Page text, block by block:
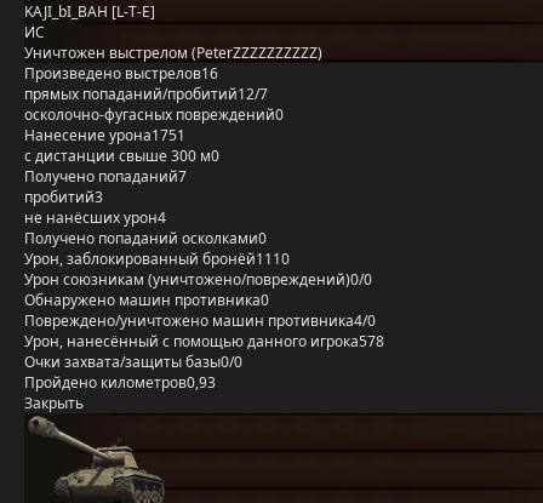
KAJI_bI_BAH [L-T-E]
ИС
Уничтожен выстрелом (PeterZZZZZZZZZZ)
Произведено выстрелов16
прямых попаданий/пробитий12/7
осколочно-фугасных повреждений0
Нанесение урона1751
с дистанции свыше 300 м0
Получено попаданий7
пробитий3
не нанёсших урон4
Получено попаданий осколками0
Урон, заблокированный бронёй1110
Урон союзникам (уничтожено/повреждений)0/0
Обнаружено машин противника0
Повреждено/уничтожено машин противника4/0
Урон, нанесённый с помощью данного игрока578
Очки захвата/защиты базы0/0
Пройдено километров0,93
Закрыть